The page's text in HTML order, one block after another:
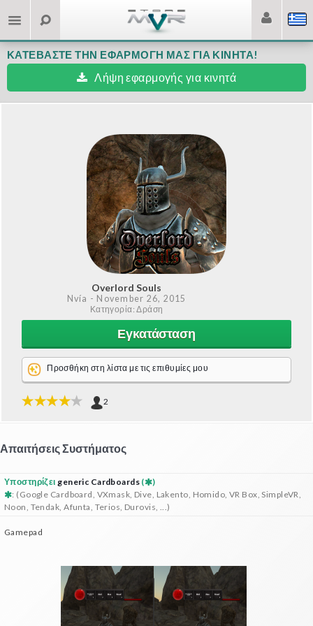
ΚΑΤΕΒΆΣΤΕ ΤΗΝ ΕΦΑΡΜΟΓΉ ΜΑΣ ΓΙΑ ΚΙΝΗΤΆ!
Λήψη εφαρμογής για κινητά
Overlord Souls
Nvía - November 26, 2015
Κατηγορία: Δράση
Εγκατάσταση
Προσθήκη στη λίστα με τις επιθυμίες μου
2
Απαιτήσεις Συστήματος
Υποστηρίζειgeneric Cardboards (
)
: (Google Cardboard, VXmask, Dive, Lakento, Homido, VR Box, SimpleVR,
Noon, Tendak, Afunta, Terios, Durovis, ...)
Gamepad